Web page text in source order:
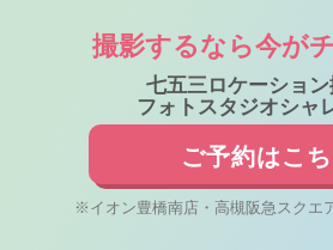
撮影するなら今が
七五三ロケーショ
フォトスタジオシャ
ご予約はこ
※イオン豊橋南店・高槻阪急スクエ